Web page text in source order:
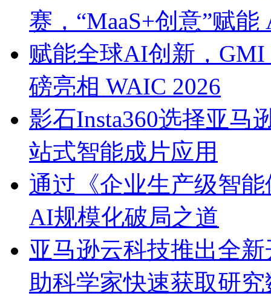
赛，“MaaS+创意”赋
赋能全球AI创新，
磅亮相 WAIC 2026
影石Insta360选择亚马
站式智能成片应用
通过《企业生产级智
AI规模化破局之道
亚马逊云科技推出全
助科学家快速获取研究